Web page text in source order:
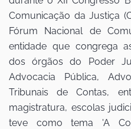
Comunicação da Justiça
Fórum Nacional de
entidade que congrega
dos órgãos do Poder
Advocacia Pública,
Tribunais de Contas,
magistratura, escolas
teve como tema 'A